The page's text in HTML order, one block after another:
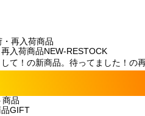
入荷商品NEW-RESTOCK
て！の新商品。待ってました！の
GIFT